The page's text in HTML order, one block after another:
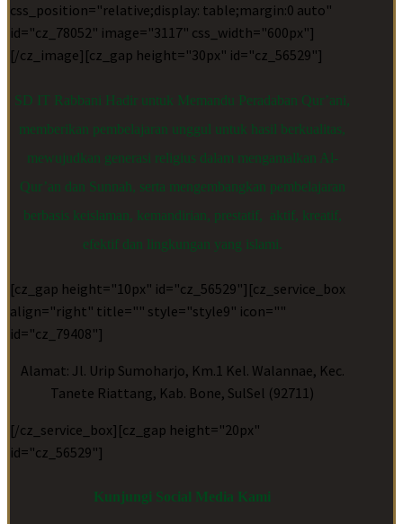
css_position="relative;display: table;margin:0 auto"
id="cz_78052" image="3117" css_width="600px"]
[/cz_image][cz_gap height="30px" id="cz_56529"]
SD IT Rabbani Hadir untuk Memandu Peradaban Qur’ani,
memberikan pembelajaran unggul untuk hasil berkualitas,
mewujudkan generasi religius dalam mengamalkan Al-
Qur’an dan Sunnah, serta mengembangkan pembelajaran
berbasis keislaman, kemandirian, prestatif, aktif, kreatif,
efektif dan lingkungan yang islami.
[cz_gap height="10px" id="cz_56529"][cz_service_box
align="right" title="" style="style9" icon=""
id="cz_79408"]
Alamat: Jl. Urip Sumoharjo, Km.1 Kel. Walannae, Kec.
Tanete Riattang, Kab. Bone, SulSel (92711)
[/cz_service_box][cz_gap height="20px"
id="cz_56529"]
Kunjungi Social Media Kami